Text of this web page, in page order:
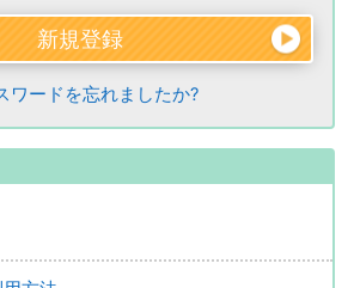
新規登録
ワードを忘れましたか?
ップする